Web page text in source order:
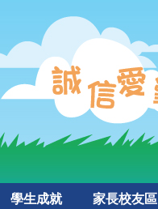
學生成就 家長校友區